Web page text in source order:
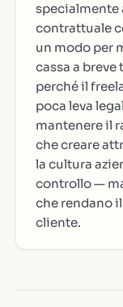
specialmente
contrattuale
un modo per
cassa a
perché il
poca leva
mantenere il
che creare
la cultura
controllo —
che rendano
cliente.